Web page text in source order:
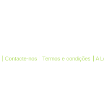
Contacte-nos Termos e condições A